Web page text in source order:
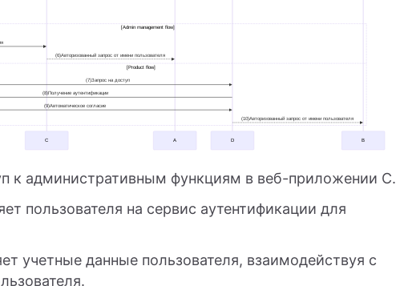
к административным функциям в веб-приложении C.
пользователя на сервис аутентификации для
учетные данные пользователя, взаимодействуя с